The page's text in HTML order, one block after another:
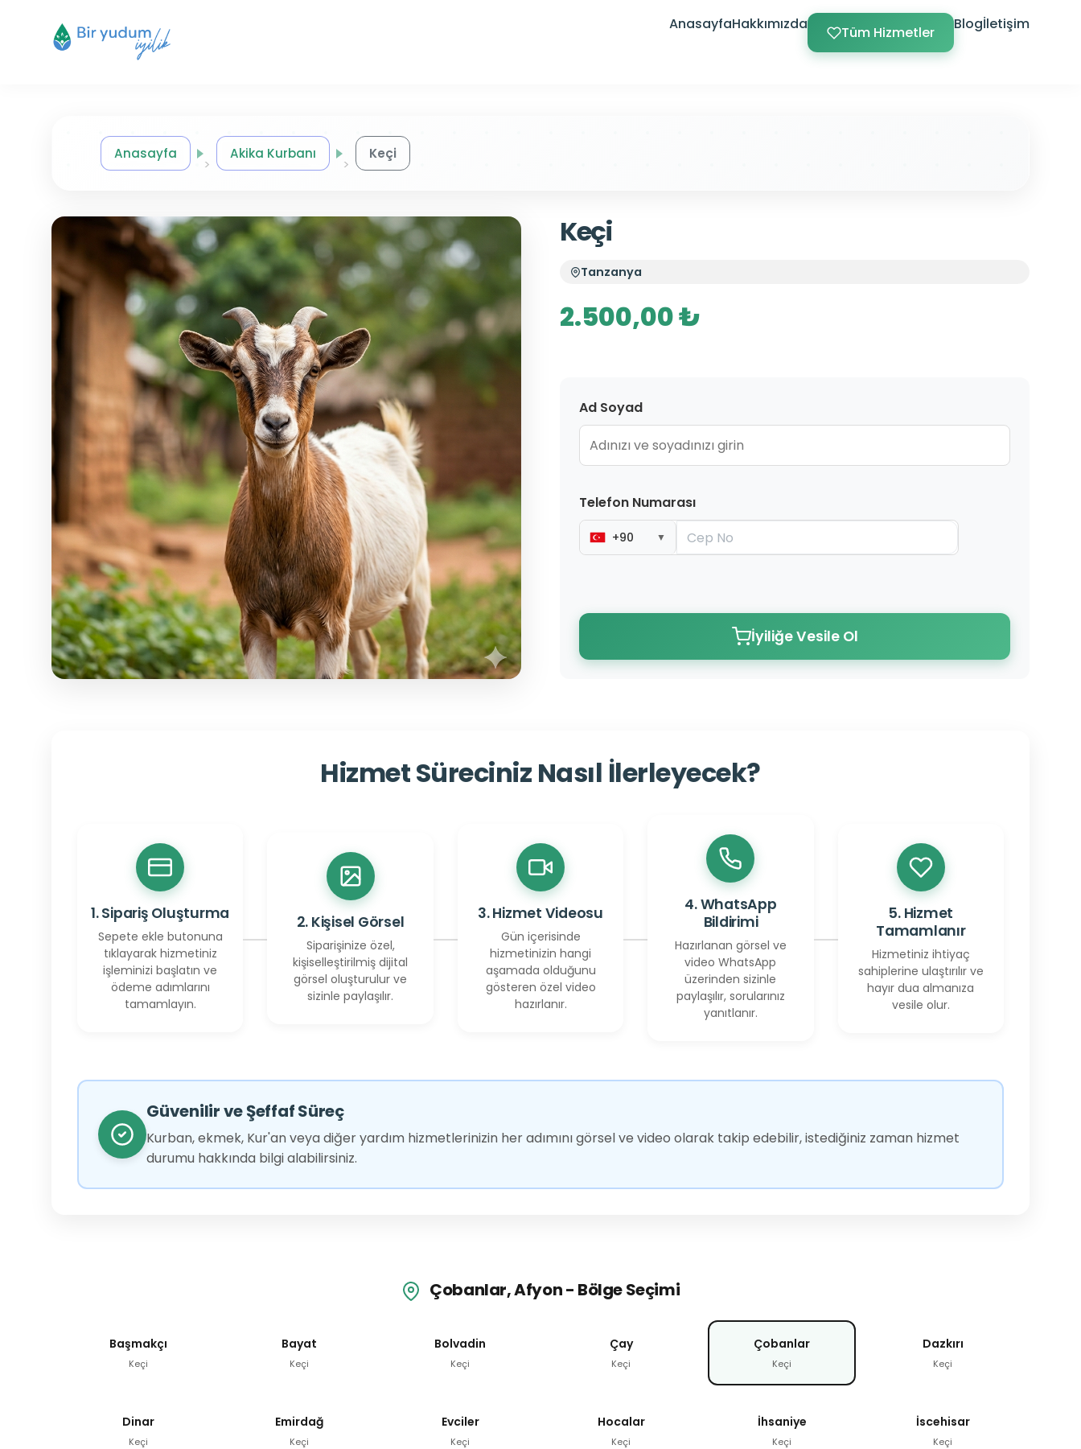
AnasayfaHakkımızda Tüm Hizmetler Blogİletişim
Anasayfa Akika Kurbanı Keçi
Keçi
Tanzanya
2.500,00 ₺
Ad Soyad
Telefon Numarası
+90 ▼
İyiliğe Vesile Ol
Hizmet Süreciniz Nasıl İlerleyecek?
1. Sipariş Oluşturma
Sepete ekle butonuna
tıklayarak hizmetiniz
işleminizi başlatın ve
ödeme adımlarını
tamamlayın.
2. Kişisel Görsel
Siparişinize özel,
kişiselleştirilmiş dijital
görsel oluşturulur ve
sizinle paylaşılır.
3. Hizmet Videosu
Gün içerisinde
hizmetinizin hangi
aşamada olduğunu
gösteren özel video
hazırlanır.
4. WhatsApp
Bildirimi
Hazırlanan görsel ve
video WhatsApp
üzerinden sizinle
paylaşılır, sorularınız
yanıtlanır.
5. Hizmet
Tamamlanır
Hizmetiniz ihtiyaç
sahiplerine ulaştırılır ve
hayır dua almanıza
vesile olur.
Güvenilir ve Şeffaf Süreç
Kurban, ekmek, Kur'an veya diğer yardım hizmetlerinizin her adımını görsel ve video olarak takip edebilir, istediğiniz zaman hizmet
durumu hakkında bilgi alabilirsiniz.
Çobanlar, Afyon - Bölge Seçimi
Başmakçı
Keçi
Bayat
Keçi
Bolvadin
Keçi
Çay
Keçi
Çobanlar
Keçi
Dazkırı
Keçi
Dinar
Keçi
Emirdağ
Keçi
Evciler
Keçi
Hocalar
Keçi
İhsaniye
Keçi
İscehisar
Keçi